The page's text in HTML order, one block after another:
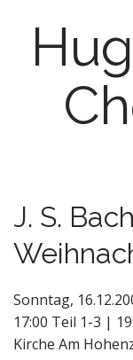
J. S.
Sonntag,
17:00 Teil 1-3 |
Kirche Am